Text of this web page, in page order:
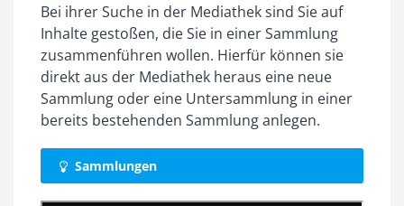
Bei ihrer Suche in der Mediathek sind Sie auf
Inhalte gestoßen, die Sie in einer Sammlung
zusammenführen wollen. Hierfür können sie
direkt aus der Mediathek heraus eine neue
Sammlung oder eine Untersammlung in einer
bereits bestehenden Sammlung anlegen.
Sammlungen